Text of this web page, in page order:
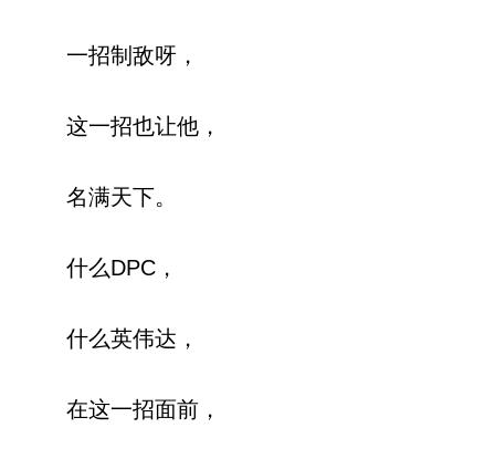
一招制敌呀，
这一招也让他，
名满天下。
什么DPC，
什么英伟达，
在这一招面前，